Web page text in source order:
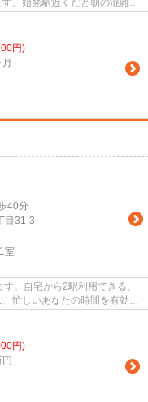
。始発駅近くだと朝の混雑す
円)
40分
目31-3
1室
。自宅から2駅利用できる、
忙しいあなたの時間を有効に
円)